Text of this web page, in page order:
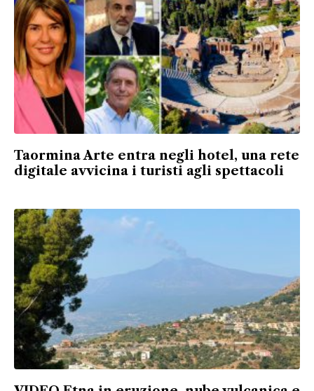
Taormina Arte entra negli hotel, una rete
digitale avvicina i turisti agli spettacoli